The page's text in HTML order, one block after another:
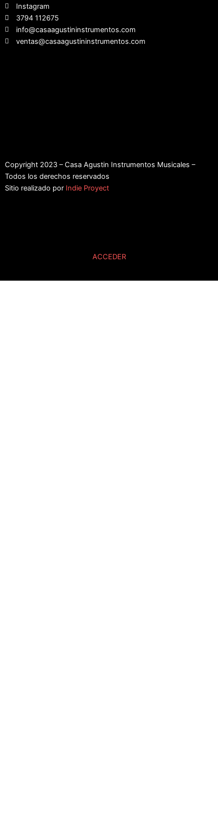
Instagram
3794 112675
info@casaagustininstrumentos.com
ventas@casaagustininstrumentos.com
Copyright 2023 – Casa Agustin Instrumentos Musicales –
Todos los derechos reservados
Sitio realizado por Indie Proyect
ACCEDER